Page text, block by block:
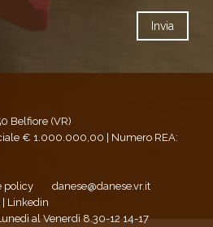
Belfiore (VR)
€ 1.000.000,00 | Numero REA:
policy
danese@danese.vr.it
Linkedin
al Venerdì 8.30-12 14-17